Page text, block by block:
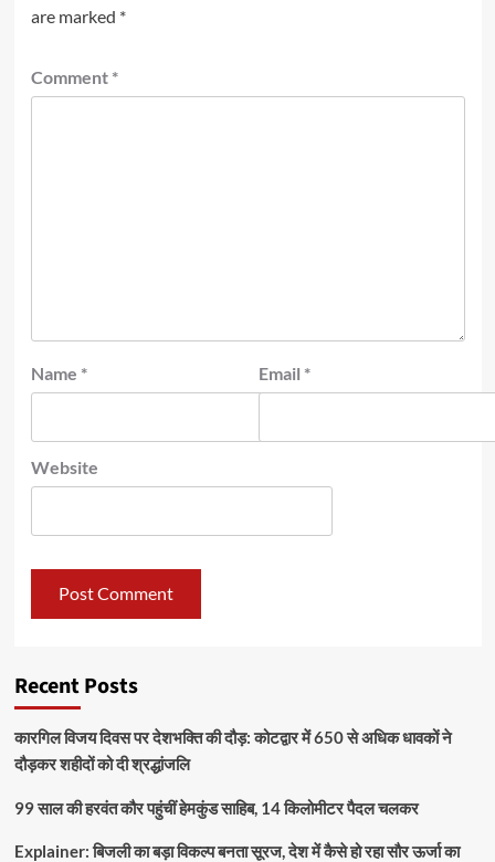
are marked *
Comment *
Name * Email *
Website
Recent Posts
कारगिल विजय दिवस पर देशभक्ति की दौड़: कोटद्वार में 650 से अधिक धावकों ने
दौड़कर शहीदों को दी श्रद्धांजलि
99 साल की हरवंत कौर पहुंचीं हेमकुंड साहिब, 14 किलोमीटर पैदल चलकर
Explainer: बिजली का बड़ा विकल्प बनता सूरज, देश में कैसे हो रहा सौर ऊर्जा का